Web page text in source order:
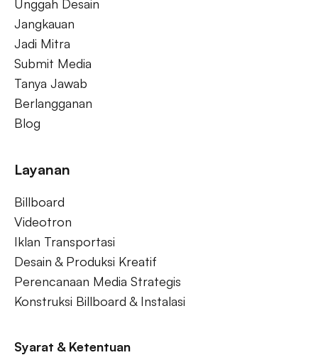
Unggah Desain
Jangkauan
Jadi Mitra
Submit Media
Tanya Jawab
Berlangganan
Blog
Layanan
Billboard
Videotron
Iklan Transportasi
Desain & Produksi Kreatif
Perencanaan Media Strategis
Konstruksi Billboard & Instalasi
Syarat & Ketentuan